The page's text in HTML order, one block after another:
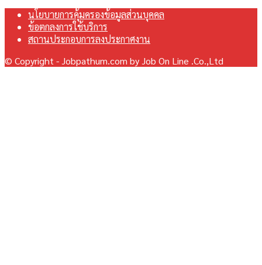
นโยบายการคุ้มครองข้อมูลส่วนบุคคล
ข้อตกลงการใช้บริการ
สถานประกอบการลงประกาศงาน
© Copyright - Jobpathum.com by Job On Line .Co.,Ltd